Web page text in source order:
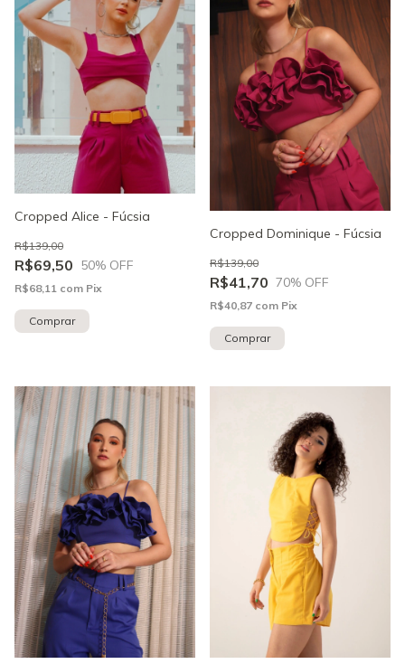
Cropped Alice - Fúcsia
R$69,50
R$139,00
50% OFF
R$68,11 com Pix
Comprar
Cropped Dominique - Fúcsia
R$41,70
R$139,00
70% OFF
R$40,87 com Pix
Comprar